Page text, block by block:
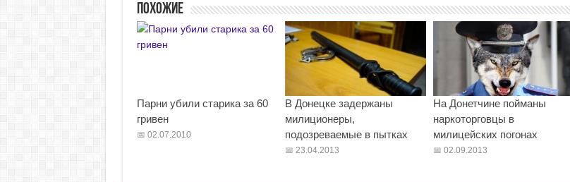
Похожие
Парни убили старика за 60
гривен
02.07.2010
В Донецке задержаны
милиционеры,
подозреваемые в пытках
23.04.2013
На Донетчине пойманы
наркоторговцы в
милицейских погонах
02.09.2013